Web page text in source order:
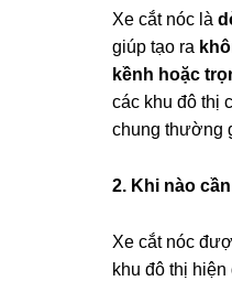
Xe cắt nóc là
giúp tạo ra
kềnh hoặc
các khu đô thị
chung thường
2. Khi nào
Xe cắt nóc
khu đô thị hiện